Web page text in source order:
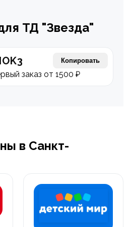
ТД "Звезда"
Копировать
заказ от 1500 ₽
в Санкт-